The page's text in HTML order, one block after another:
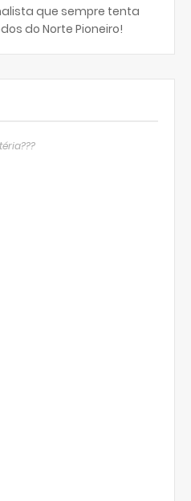
que sempre tenta
do Norte Pioneiro!